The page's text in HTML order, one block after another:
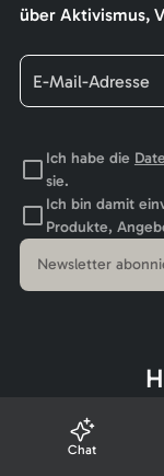
über Aktivismus,
Ich habe die
sie.
Ich bin damit
Produkte,
Newsletter
Chat